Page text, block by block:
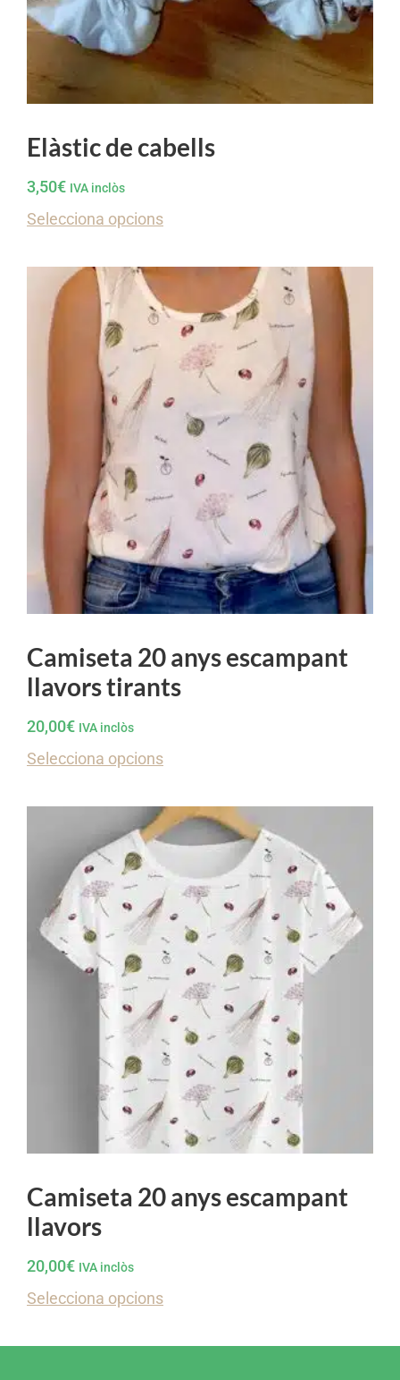
Elàstic de cabells
3,50€ IVA inclòs
Selecciona opcions
Camiseta 20 anys escampant
llavors tirants
20,00€ IVA inclòs
Selecciona opcions
Camiseta 20 anys escampant
llavors
20,00€ IVA inclòs
Selecciona opcions